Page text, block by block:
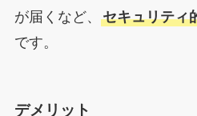
が届くなど、 セキュリティ
です。
デメリット